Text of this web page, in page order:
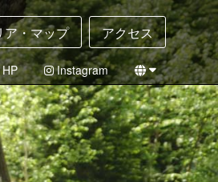
ア・マップ アクセス
Instagram
日本語
English